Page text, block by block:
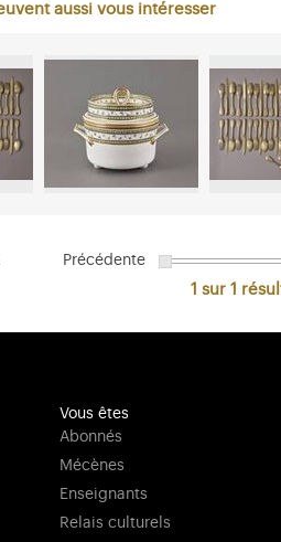
aussi vous intéresser
Précédente
1 sur 1
Vous êtes
Abonnés
Mécènes
Enseignants
Relais culturels